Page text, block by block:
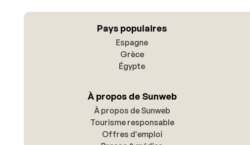
Pays populaires
Espagne
Grèce
Égypte
À propos de Sunweb
À propos de Sunweb
Tourisme responsable
Offres d'emploi